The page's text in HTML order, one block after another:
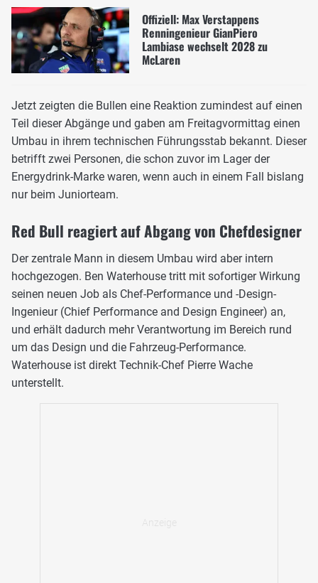
Offiziell: Max Verstappens
Renningenieur GianPiero
Lambiase wechselt 2028 zu
McLaren
Jetzt zeigten die Bullen eine Reaktion zumindest auf einen
Teil dieser Abgänge und gaben am Freitagvormittag einen
Umbau in ihrem technischen Führungsstab bekannt. Dieser
betrifft zwei Personen, die schon zuvor im Lager der
Energydrink-Marke waren, wenn auch in einem Fall bislang
nur beim Juniorteam.
Red Bull reagiert auf Abgang von Chefdesigner
Der zentrale Mann in diesem Umbau wird aber intern
hochgezogen. Ben Waterhouse tritt mit sofortiger Wirkung
seinen neuen Job als Chef-Performance und -Design-
Ingenieur (Chief Performance and Design Engineer) an,
und erhält dadurch mehr Verantwortung im Bereich rund
um das Design und die Fahrzeug-Performance.
Waterhouse ist direkt Technik-Chef Pierre Wache
unterstellt.